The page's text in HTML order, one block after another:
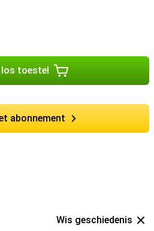
los toestel
abonnement
Wis geschiedenis